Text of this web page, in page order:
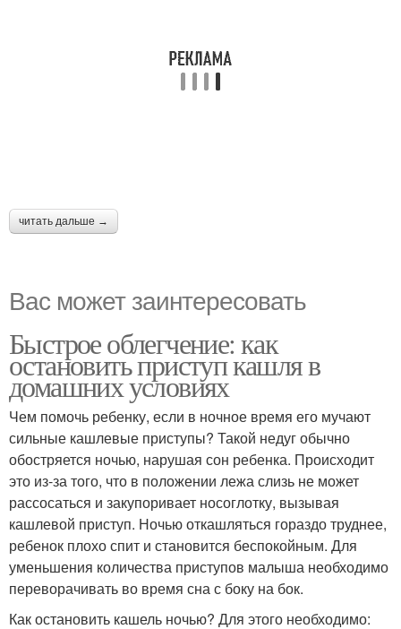
читать дальше →
Вас может заинтересовать
Быстрое облегчение: как
остановить приступ кашля в
домашних условиях
Чем помочь ребенку, если в ночное время его мучают
сильные кашлевые приступы? Такой недуг обычно
обостряется ночью, нарушая сон ребенка. Происходит
это из-за того, что в положении лежа слизь не может
рассосаться и закупоривает носоглотку, вызывая
кашлевой приступ. Ночью откашляться гораздо труднее,
ребенок плохо спит и становится беспокойным. Для
уменьшения количества приступов малыша необходимо
переворачивать во время сна с боку на бок.
Как остановить кашель ночью? Для этого необходимо: